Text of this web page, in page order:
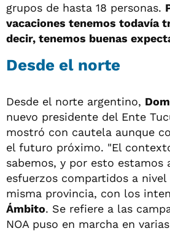
grupos de hasta 18 personas.
vacaciones tenemos todavía
decir, tenemos buenas
Desde el norte
Desde el norte argentino,
nuevo presidente del Ente
mostró con cautela aunque
el futuro próximo. "El
sabemos, y por esto estamos
esfuerzos compartidos a
misma provincia, con los
Ámbito. Se refiere a las
NOA puso en marcha en